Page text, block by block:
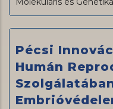
Pécsi
Humán